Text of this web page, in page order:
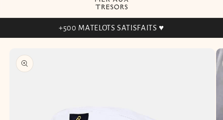
+500 MATELOTS SATISFAITS ♥
INFORMATIONS
PRODUITS